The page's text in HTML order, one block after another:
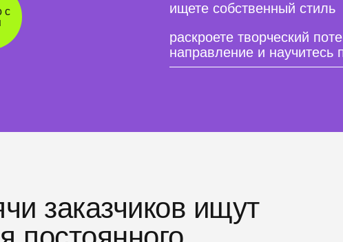
ищете собственный стиль
раскроете творческий
направление и научитесь
с
заказчиков ищут